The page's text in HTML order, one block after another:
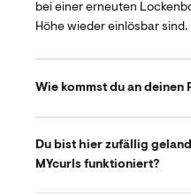
bei einer erneuten
Höhe wieder einlösbar sind.
Wie kommst du an deinen
Du bist hier zufällig
MYcurls funktioniert?